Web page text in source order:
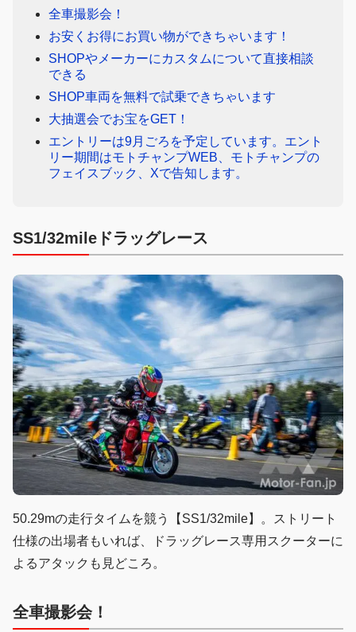
全車撮影会！
お安くお得にお買い物ができちゃいます！
SHOPやメーカーにカスタムについて直接相談
できる
SHOP車両を無料で試乗できちゃいます
大抽選会でお宝をGET！
エントリーは9月ごろを予定しています。エント
リー期間はモトチャンプWEB、モトチャンプの
フェイスブック、Xで告知します。
SS1/32mileドラッグレース
50.29mの走行タイムを競う【SS1/32mile】。ストリート
仕様の出場者もいれば、ドラッグレース専用スクーターに
よるアタックも見どころ。
全車撮影会！